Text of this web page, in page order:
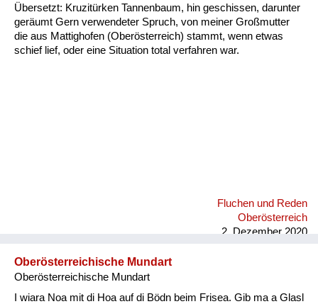
Übersetzt: Kruzitürken Tannenbaum, hin geschissen, darunter
geräumt Gern verwendeter Spruch, von meiner Großmutter
die aus Mattighofen (Oberösterreich) stammt, wenn etwas
schief lief, oder eine Situation total verfahren war.
Fluchen und Reden
Oberösterreich
2. Dezember 2020
Oberösterreichische Mundart
Oberösterreichische Mundart
I wiara Noa mit di Hoa auf di Bödn beim Frisea. Gib ma a Glasl